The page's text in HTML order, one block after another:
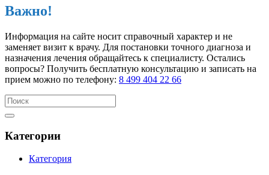
Важно!
Информация на сайте носит справочный характер и не
заменяет визит к врачу. Для постановки точного диагноза и
назначения лечения обращайтесь к специалисту. Остались
вопросы? Получить бесплатную консультацию и записать на
прием можно по телефону: 8 499 404 22 66
Категории
Категория